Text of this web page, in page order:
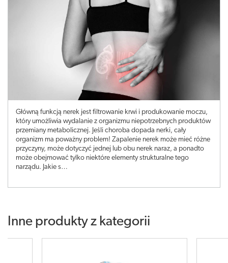
Główną funkcją nerek jest filtrowanie krwi i produkowanie moczu,
który umożliwia wydalanie z organizmu niepotrzebnych produktów
przemiany metabolicznej. Jeśli choroba dopada nerki, cały
organizm ma poważny problem! Zapalenie nerek może mieć różne
przyczyny, może dotyczyć jednej lub obu nerek naraz, a ponadto
może obejmować tylko niektóre elementy strukturalne tego
narządu. Jakie s…
Inne produkty z kategorii